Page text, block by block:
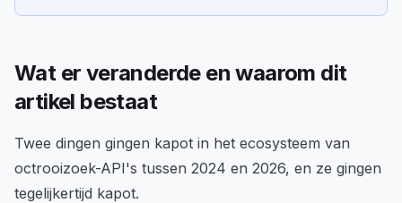
Wat er veranderde en waarom dit
artikel bestaat
Twee dingen gingen kapot in het ecosysteem van
octrooizoek-API's tussen 2024 en 2026, en ze gingen
tegelijkertijd kapot.